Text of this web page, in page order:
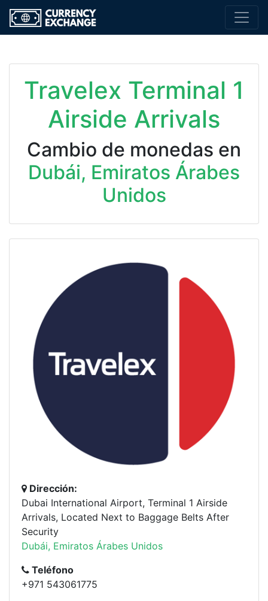
Travelex Terminal 1
Airside Arrivals
Cambio de monedas en
Dubái, Emiratos Árabes
Unidos
Dirección:
Dubai International Airport, Terminal 1 Airside
Arrivals, Located Next to Baggage Belts After
Security
Dubái, Emiratos Árabes Unidos
Teléfono
+971 543061775